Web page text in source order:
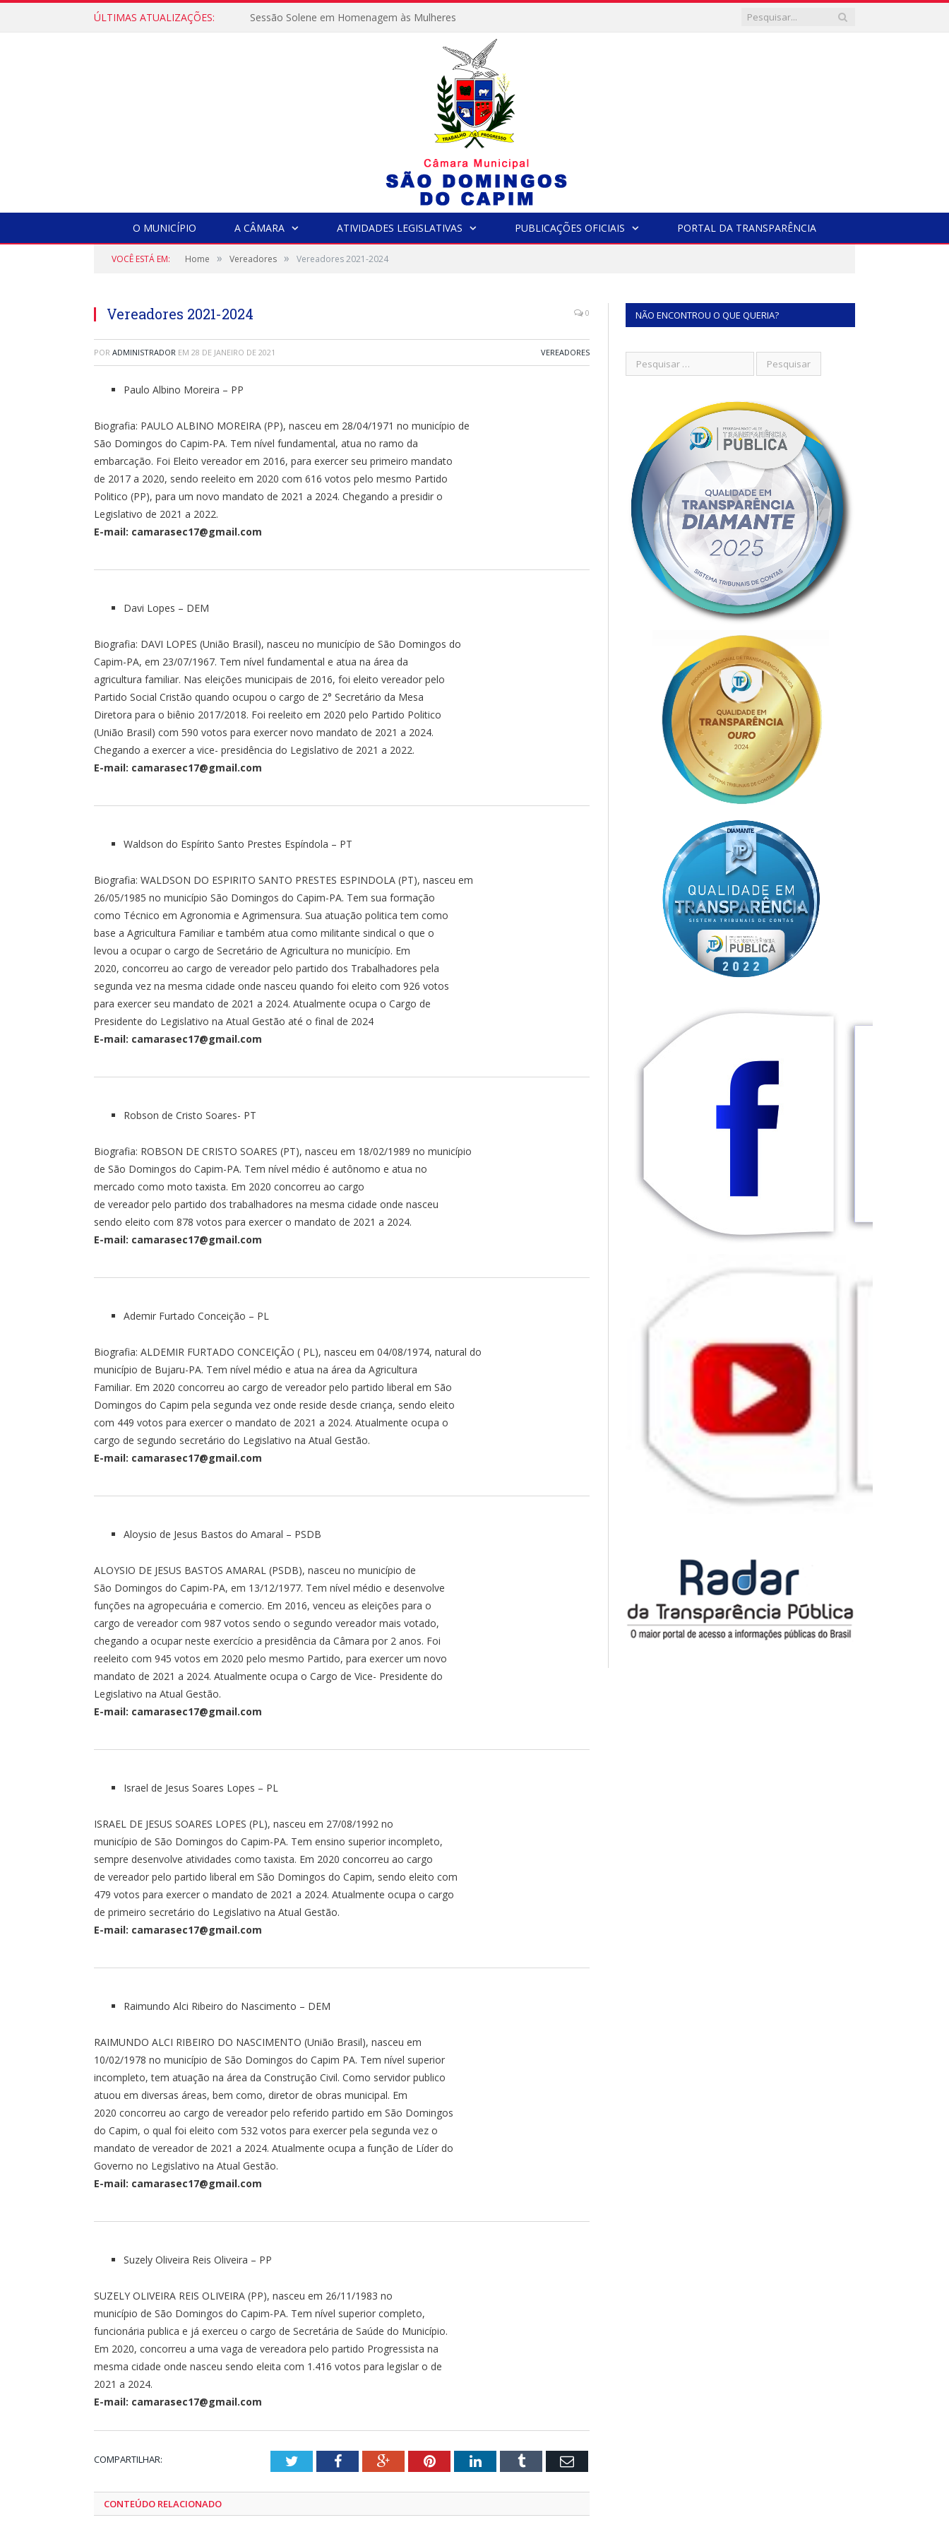
ÚLTIMAS ATUALIZAÇÕES: Sessão Solene em Homenagem às Mulheres
O MUNICÍPIO A CÂMARA ATIVIDADES LEGISLATIVAS PUBLICAÇÕES OFICIAIS PORTAL DA TRANSPARÊNCIA
VOCÊ ESTÁ EM: Home » Vereadores » Vereadores 2021-2024
Vereadores 2021-2024 0
POR ADMINISTRADOR EM 28 DE JANEIRO DE 2021 VEREADORES
Paulo Albino Moreira – PP
Biografia: PAULO ALBINO MOREIRA (PP), nasceu em 28/04/1971 no município de
São Domingos do Capim-PA. Tem nível fundamental, atua no ramo da
embarcação. Foi Eleito vereador em 2016, para exercer seu primeiro mandato
de 2017 a 2020, sendo reeleito em 2020 com 616 votos pelo mesmo Partido
Politico (PP), para um novo mandato de 2021 a 2024. Chegando a presidir o
Legislativo de 2021 a 2022.
E-mail: camarasec17@gmail.com
Davi Lopes – DEM
Biografia: DAVI LOPES (União Brasil), nasceu no município de São Domingos do
Capim-PA, em 23/07/1967. Tem nível fundamental e atua na área da
agricultura familiar. Nas eleições municipais de 2016, foi eleito vereador pelo
Partido Social Cristão quando ocupou o cargo de 2° Secretário da Mesa
Diretora para o biênio 2017/2018. Foi reeleito em 2020 pelo Partido Politico
(União Brasil) com 590 votos para exercer novo mandato de 2021 a 2024.
Chegando a exercer a vice- presidência do Legislativo de 2021 a 2022.
E-mail: camarasec17@gmail.com
Waldson do Espírito Santo Prestes Espíndola – PT
Biografia: WALDSON DO ESPIRITO SANTO PRESTES ESPINDOLA (PT), nasceu em
26/05/1985 no município São Domingos do Capim-PA. Tem sua formação
como Técnico em Agronomia e Agrimensura. Sua atuação politica tem como
base a Agricultura Familiar e também atua como militante sindical o que o
levou a ocupar o cargo de Secretário de Agricultura no município. Em
2020, concorreu ao cargo de vereador pelo partido dos Trabalhadores pela
segunda vez na mesma cidade onde nasceu quando foi eleito com 926 votos
para exercer seu mandato de 2021 a 2024. Atualmente ocupa o Cargo de
Presidente do Legislativo na Atual Gestão até o final de 2024
E-mail: camarasec17@gmail.com
Robson de Cristo Soares- PT
Biografia: ROBSON DE CRISTO SOARES (PT), nasceu em 18/02/1989 no município
de São Domingos do Capim-PA. Tem nível médio é autônomo e atua no
mercado como moto taxista. Em 2020 concorreu ao cargo
de vereador pelo partido dos trabalhadores na mesma cidade onde nasceu
sendo eleito com 878 votos para exercer o mandato de 2021 a 2024.
E-mail: camarasec17@gmail.com
Ademir Furtado Conceição – PL
Biografia: ALDEMIR FURTADO CONCEIÇÃO ( PL), nasceu em 04/08/1974, natural do
município de Bujaru-PA. Tem nível médio e atua na área da Agricultura
Familiar. Em 2020 concorreu ao cargo de vereador pelo partido liberal em São
Domingos do Capim pela segunda vez onde reside desde criança, sendo eleito
com 449 votos para exercer o mandato de 2021 a 2024. Atualmente ocupa o
cargo de segundo secretário do Legislativo na Atual Gestão.
E-mail: camarasec17@gmail.com
Aloysio de Jesus Bastos do Amaral – PSDB
ALOYSIO DE JESUS BASTOS AMARAL (PSDB), nasceu no município de
São Domingos do Capim-PA, em 13/12/1977. Tem nível médio e desenvolve
funções na agropecuária e comercio. Em 2016, venceu as eleições para o
cargo de vereador com 987 votos sendo o segundo vereador mais votado,
chegando a ocupar neste exercício a presidência da Câmara por 2 anos. Foi
reeleito com 945 votos em 2020 pelo mesmo Partido, para exercer um novo
mandato de 2021 a 2024. Atualmente ocupa o Cargo de Vice- Presidente do
Legislativo na Atual Gestão.
E-mail: camarasec17@gmail.com
Israel de Jesus Soares Lopes – PL
ISRAEL DE JESUS SOARES LOPES (PL), nasceu em 27/08/1992 no
município de São Domingos do Capim-PA. Tem ensino superior incompleto,
sempre desenvolve atividades como taxista. Em 2020 concorreu ao cargo
de vereador pelo partido liberal em São Domingos do Capim, sendo eleito com
479 votos para exercer o mandato de 2021 a 2024. Atualmente ocupa o cargo
de primeiro secretário do Legislativo na Atual Gestão.
E-mail: camarasec17@gmail.com
Raimundo Alci Ribeiro do Nascimento – DEM
RAIMUNDO ALCI RIBEIRO DO NASCIMENTO (União Brasil), nasceu em
10/02/1978 no município de São Domingos do Capim PA. Tem nível superior
incompleto, tem atuação na área da Construção Civil. Como servidor publico
atuou em diversas áreas, bem como, diretor de obras municipal. Em
2020 concorreu ao cargo de vereador pelo referido partido em São Domingos
do Capim, o qual foi eleito com 532 votos para exercer pela segunda vez o
mandato de vereador de 2021 a 2024. Atualmente ocupa a função de Líder do
Governo no Legislativo na Atual Gestão.
E-mail: camarasec17@gmail.com
Suzely Oliveira Reis Oliveira – PP
SUZELY OLIVEIRA REIS OLIVEIRA (PP), nasceu em 26/11/1983 no
município de São Domingos do Capim-PA. Tem nível superior completo,
funcionária publica e já exerceu o cargo de Secretária de Saúde do Município.
Em 2020, concorreu a uma vaga de vereadora pelo partido Progressista na
mesma cidade onde nasceu sendo eleita com 1.416 votos para legislar o de
2021 a 2024.
E-mail: camarasec17@gmail.com
COMPARTILHAR: TwitterFacebookGoogle+PinterestLinkedInTumblr Email
CONTEÚDO RELACIONADO
NÃO ENCONTROU O QUE QUERIA?